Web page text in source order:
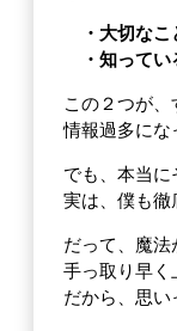
・大切なこ
・知ってい
この２つが、
情報過多にな
でも、本当に
実は、僕も徹
だって、魔法
手っ取り早く
だから、思い